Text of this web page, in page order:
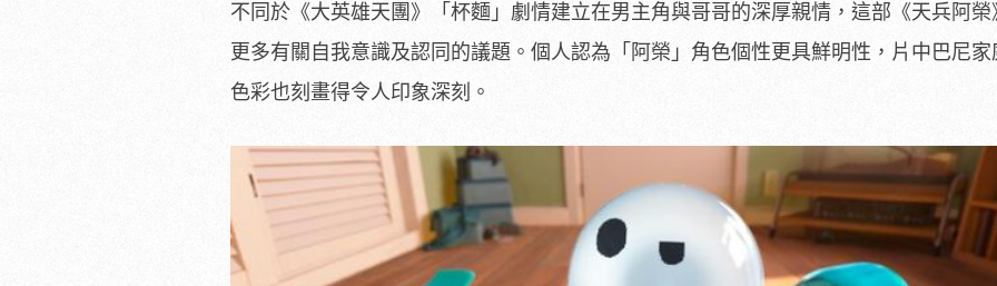
不同於《大英雄天團》「杯麵」劇情建立在男主角與哥哥的深厚親情，這部《天兵阿榮
更多有關自我意識及認同的議題。個人認為「阿榮」角色個性更具鮮明性，片中巴尼家
色彩也刻畫得令人印象深刻。